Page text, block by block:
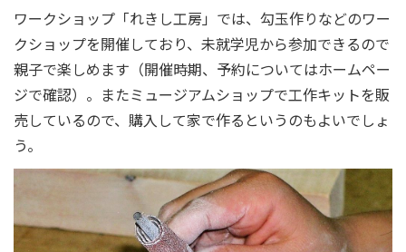
ワークショップ「れきし工房」では、勾玉作りなどのワー
クショップを開催しており、未就学児から参加できるので
親子で楽しめます（開催時期、予約についてはホームペー
ジで確認）。またミュージアムショップで工作キットを販
売しているので、購入して家で作るというのもよいでしょ
う。